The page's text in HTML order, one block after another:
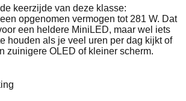
keerzijde van deze klasse:
opgenomen vermogen tot 281 W. Dat
een heldere MiniLED, maar wel iets
houden als je veel uren per dag kijkt of
zuinigere OLED of kleiner scherm.